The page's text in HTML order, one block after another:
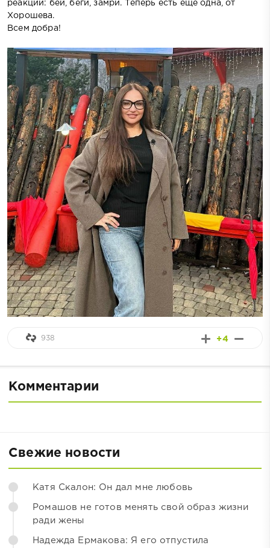
реакции: бей, беги, замри. Теперь есть еще одна, от
Хорошева.
Всем добра!
+4
938
Комментарии
Свежие новости
Катя Скалон: Он дал мне любовь
Ромашов не готов менять свой образ жизни
ради жены
Надежда Ермакова: Я его отпустила